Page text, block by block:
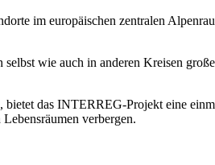
im europäischen zentralen
wie auch in anderen Kreisen
das INTERREG-Projekt eine
verbergen.